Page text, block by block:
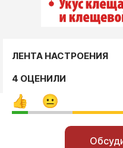
ЛЕНТА НАСТРОЕНИЯ
4 ОЦЕНИЛИ